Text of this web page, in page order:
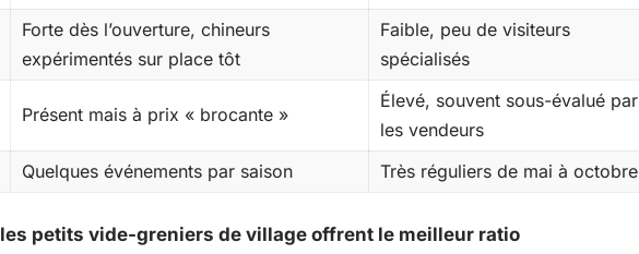
Forte dès l’ouverture, chineurs
expérimentés sur place tôt
Faible, peu de visiteurs
spécialisés
Présent mais à prix « brocante »
Élevé, souvent sous-évalué par
les vendeurs
Quelques événements par saison Très réguliers de mai à octobre
les petits vide-greniers de village offrent le meilleur ratio